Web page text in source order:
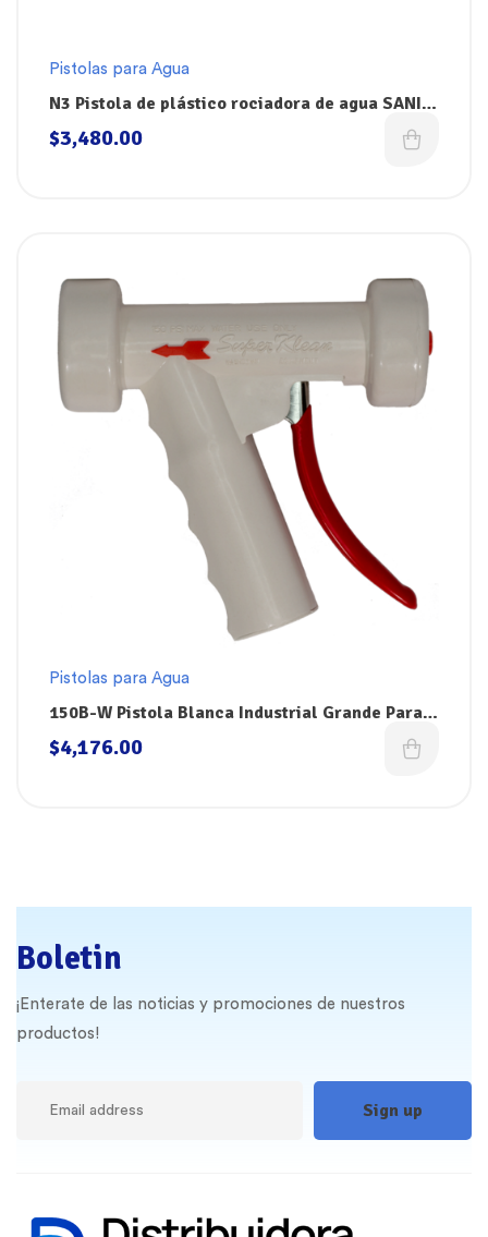
Pistolas para Agua
N3 Pistola de plástico rociadora de agua SANI-
LAV
$3,480.00
Pistolas para Agua
150B-W Pistola Blanca Industrial Grande Para
Agua Superklean
$4,176.00
Boletin
¡Enterate de las noticias y promociones de nuestros
productos!